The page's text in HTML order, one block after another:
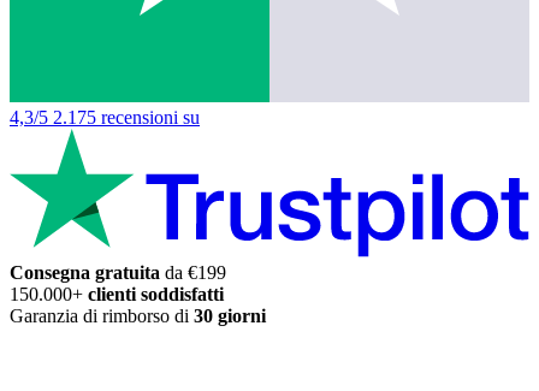
4,3/5 2.175 recensioni su
Consegna gratuita da €199
150.000+ clienti soddisfatti
Garanzia di rimborso di 30 giorni